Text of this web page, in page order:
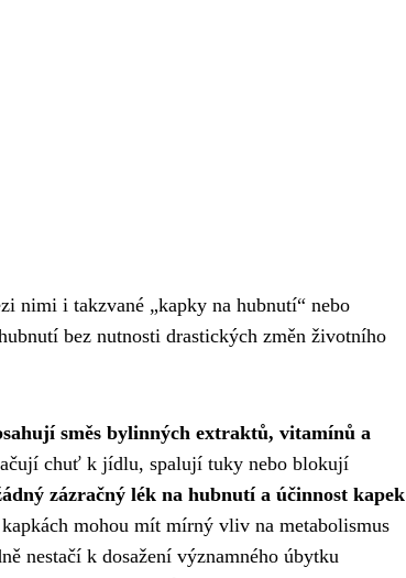
nimi i takzvané „kapky na hubnutí“ nebo
bez nutnosti drastických změn životního
směs bylinných extraktů, vitamínů a
chuť k jídlu, spalují tuky nebo blokují
zázračný lék na hubnutí a účinnost kapek
mohou mít mírný vliv na metabolismus
nestačí k dosažení významného úbytku